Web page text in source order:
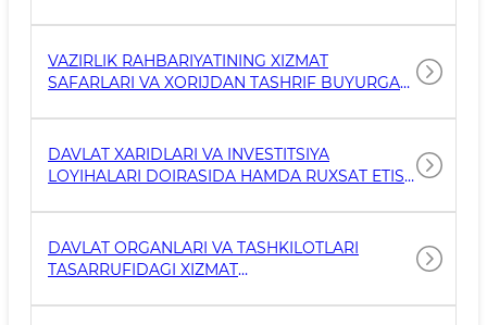
REKONSTRUKSIYA QILISH VA KAPITAL
TA’MIRLASH ISHLARI, AVTOMOTOTRANSPORT
VOSITALARINI SOTIB OLISH VA SAQLASH
VAZIRLIK RAHBARIYATINING XIZMAT
SAFARLARI VA XORIJDAN TASHRIF BUYURGAN
(XIZMAT SAFARINING YOKI TASHRIFNING
MAQSADI, SUTKALIK PUL, TRANSPORT VA
YASHASH BILAN BOG‘LIQ XARAJATLAR)
DAVLAT XARIDLARI VA INVESTITSIYA
LOYIHALARI DOIRASIDA HAMDA RUXSAT ETISH
BO‘YICHA TASHKIL ETILADIGAN XARID
KOMISSIYALARINING TARKIBI TO‘G‘RISIDAGI
MA’LUMOTLAR
DAVLAT ORGANLARI VA TASHKILOTLARI
TASARRUFIDAGI XIZMAT
UYLARI VA BOSHQA KO‘CHMAS MULKLAR